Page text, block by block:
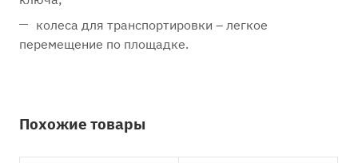
колеса для транспортировки – легкое
перемещение по площадке.
Похожие товары